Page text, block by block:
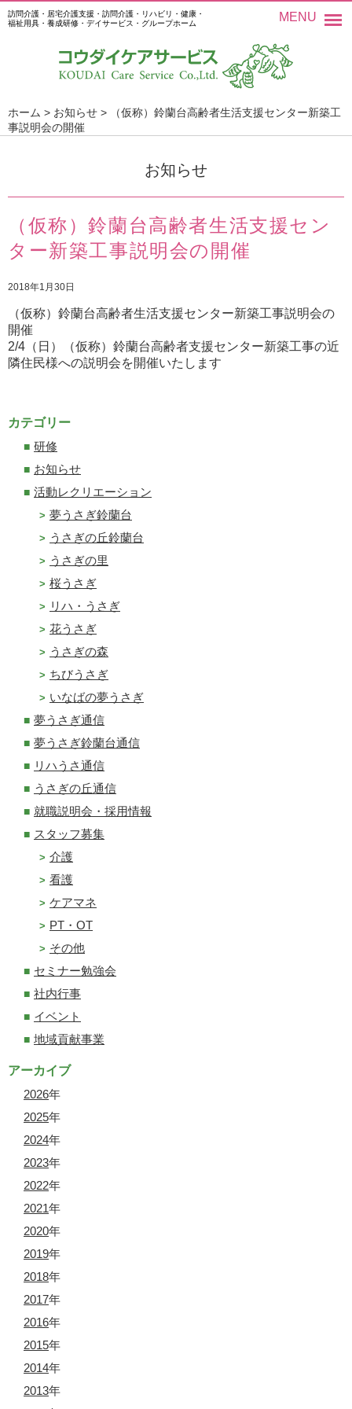
訪問介護・居宅介護支援・訪問介護・リハビリ・健康・
福祉用具・養成研修・デイサービス・グループホーム
MENU
ホーム > お知らせ >
（仮称）鈴蘭台高齢者生活支援センター新築工
事説明会の開催
お知らせ
（仮称）鈴蘭台高齢者生活支援セン
ター新築工事説明会の開催
2018年1月30日
（仮称）鈴蘭台高齢者生活支援センター新築工事説明会の
開催
2/4（日）（仮称）鈴蘭台高齢者支援センター新築工事の近
隣住民様への説明会を開催いたします
カテゴリー
研修
お知らせ
活動レクリエーション
夢うさぎ鈴蘭台
うさぎの丘鈴蘭台
うさぎの里
桜うさぎ
リハ・うさぎ
花うさぎ
うさぎの森
ちびうさぎ
いなばの夢うさぎ
夢うさぎ通信
夢うさぎ鈴蘭台通信
リハうさ通信
うさぎの丘通信
就職説明会・採用情報
スタッフ募集
介護
看護
ケアマネ
PT・OT
その他
セミナー勉強会
社内行事
イベント
地域貢献事業
アーカイブ
2026年
2025年
2024年
2023年
2022年
2021年
2020年
2019年
2018年
2017年
2016年
2015年
2014年
2013年